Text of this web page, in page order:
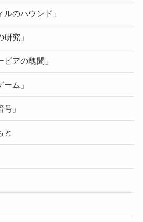
のハウンド」
究」
アの醜聞」
ム」
」
と